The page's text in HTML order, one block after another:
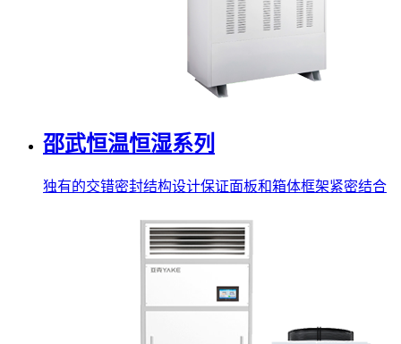
邵武恒温恒湿系列
独有的交错密封结构设计保证面板和箱体框架紧密结合